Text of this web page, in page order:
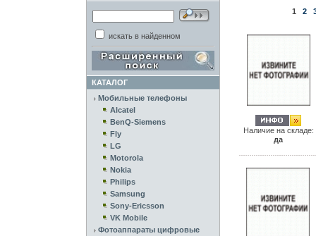
искать в найденном
КАТАЛОГ
Мобильные телефоны
Alcatel
BenQ-Siemens
Fly
LG
Motorola
Nokia
Philips
Samsung
Sony-Ericsson
VK Mobile
Фотоаппараты цифровые
1 2
Наличие на складе:
да